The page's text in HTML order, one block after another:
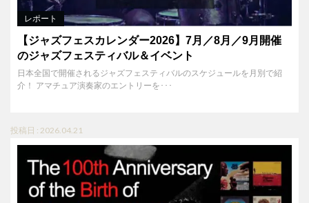
レポート
【ジャズフェスカレンダー2026】7月／8月／9月開催
のジャズフェスティバル＆イベント
日本全国で開催されるジャズフェスティバルのスケジュールを月別で紹
介！ アマチュア演奏家のエントリーを･･･
投稿日 : 2026.04.21